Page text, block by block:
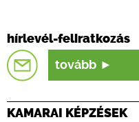
hírlevél-feliratkozás
tovább
KAMARAI KÉPZÉSEK